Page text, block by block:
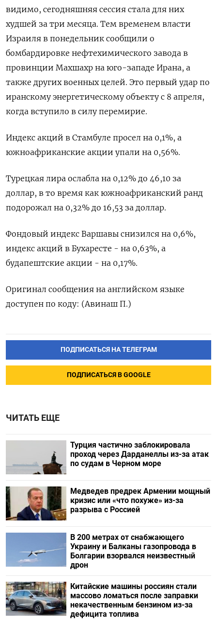
видимо, ​сегодняшняя сессия ‌стала для них
худшей за три месяца. Тем временем власти
Израиля ​в понедельник сообщили о
бомбардировке нефтехимического завода в
провинции Махшахр на юго-западе Ирана, а
также других военных целей. Это первый удар по
иранскому энергетическому объекту с 8 апреля,
когда вступило в силу перемирие.
Индекс акций в Стамбуле просел на 0,1%, а
южноафриканские акции ​упали на 0,56%.
Турецкая ⁠лира ослабла на 0,12% до 46,10 за
доллар, в то время как южноафриканский ‌ранд
подорожал на 0,32% до 16,53 за доллар.
Фондовый индекс ‌Варшавы снизился на 0,6%,
индекс акций в Бухаресте - на 0,63%, а ​
будапештские акции - на 0,17%.
Оригинал сообщения на английском ‌языке
доступен по коду: (Авинаш П.)
ПОДПИСАТЬСЯ НА ТЕЛЕГРАМ
ПОДПИСАТЬСЯ В GOOGLE
ЧИТАТЬ ЕЩЕ
Турция частично заблокировала
проход через Дарданеллы из-за атак
по судам в Черном море
Медведев предрек Армении мощный
кризис или «что похуже» из-за
разрыва с Россией
В 200 метрах от снабжающего
Украину и Балканы газопровода в
Болгарии взорвался неизвестный
дрон
Китайские машины россиян стали
массово ломаться после заправки
некачественным бензином из-за
дефицита топлива